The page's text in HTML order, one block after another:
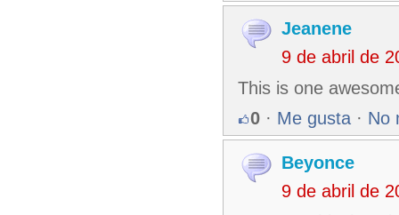
Jeanene
9 de abril de
This is one
0 · Me gusta · No
Beyonce
9 de abril de